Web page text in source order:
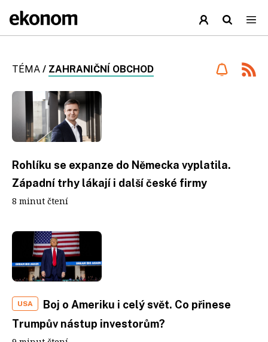
TÉMA / ZAHRANIČNÍ OBCHOD
Rohlíku se expanze do Německa vyplatila.
Západní trhy lákají i další české firmy
8 minut čtení
USA
Boj o Ameriku i celý svět. Co přinese
Trumpův nástup investorům?